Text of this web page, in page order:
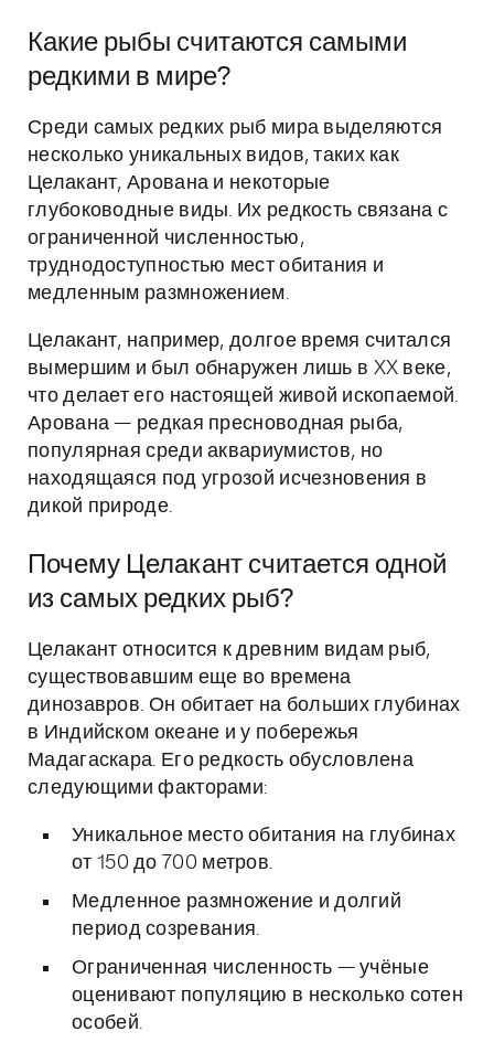
Какие рыбы считаются самыми
редкими в мире?
Среди самых редких рыб мира выделяются
несколько уникальных видов, таких как
Целакант, Арована и некоторые
глубоководные виды. Их редкость связана с
ограниченной численностью,
труднодоступностью мест обитания и
медленным размножением.
Целакант, например, долгое время считался
вымершим и был обнаружен лишь в XX веке,
что делает его настоящей живой ископаемой.
Арована — редкая пресноводная рыба,
популярная среди аквариумистов, но
находящаяся под угрозой исчезновения в
дикой природе.
Почему Целакант считается одной
из самых редких рыб?
Целакант относится к древним видам рыб,
существовавшим еще во времена
динозавров. Он обитает на больших глубинах
в Индийском океане и у побережья
Мадагаскара. Его редкость обусловлена
следующими факторами:
Уникальное место обитания на глубинах
от 150 до 700 метров.
Медленное размножение и долгий
период созревания.
Ограниченная численность — учёные
оценивают популяцию в несколько сотен
особей.